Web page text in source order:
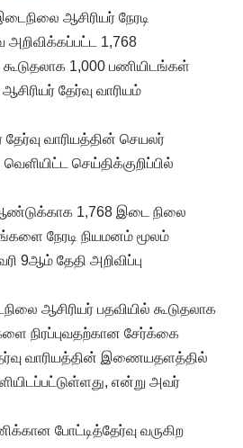
ஆசிரியர் நேரடி
1,768
1,000 பணியிடங்கள்
தேர்வு வாரியம்
வாரியத்தின் செயலர்
செய்திக்குறிப்பில்
1,768 இடை நிலை
நேரடி நியமனம் மூலம்
9ஆம் தேதி அறிவிப்பு
ஆசிரியர் பதவியில் கூடுதலாக
நிரப்புவதற்கான சேர்க்கை
வாரியத்தின் இணையதளத்தில்
என்று அவர்
போட்டித்தேர்வு வருகிற